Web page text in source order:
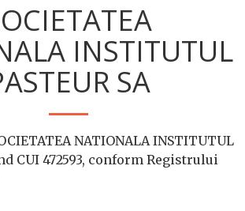
INSTITUTUL
SA
NATIONALA INSTITUTUL
CUI 472593, conform Registrului